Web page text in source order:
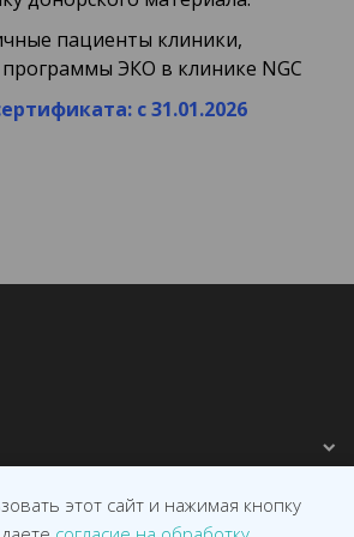
пациенты клиники,
ЭКО в клинике NGC
с 31.01.2026
этот сайт и нажимая кнопку